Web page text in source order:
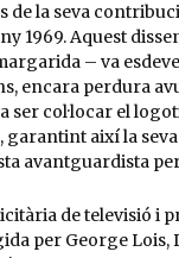
de la seva
1969. Aquest
– va
encara perdura
ser col·locar el
garantint així la
avantguardista
de televisió i
per George Lois,